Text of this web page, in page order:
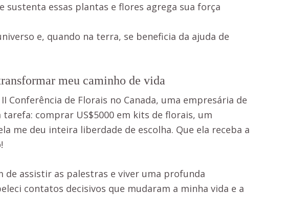
sustenta essas plantas e flores agrega sua força
e, quando na terra, se beneficia da ajuda de
meu caminho de vida
Conferência de Florais no Canada, uma empresária de
tarefa: comprar US$5000 em kits de florais, um
me deu inteira liberdade de escolha. Que ela receba a
de assistir as palestras e viver uma profunda
contatos decisivos que mudaram a minha vida e a